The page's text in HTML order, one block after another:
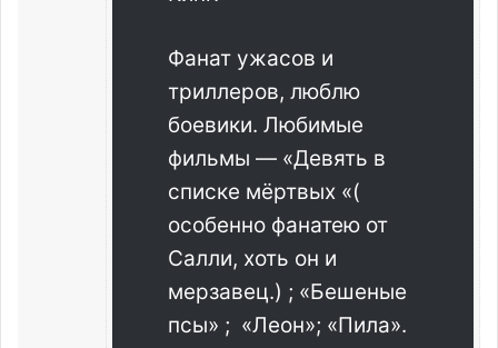
Фанат ужасов и
триллеров, люблю
боевики. Любимые
фильмы — «Девять в
списке мёртвых «(
особенно фанатею от
Салли, хоть он и
мерзавец.) ; «Бешеные
псы» ; «Леон»; «Пила».